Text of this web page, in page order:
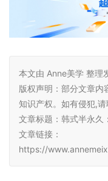
本文由 Anne美学 整理
版权声明：部分文章内
知识产权。如有侵犯,请
文章标题：韩式半永久
文章链接：
https://